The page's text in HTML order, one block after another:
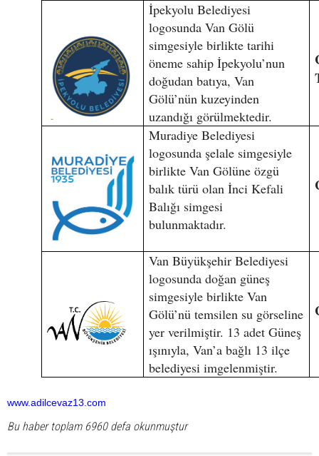
İpekyolu Belediyesi
logosunda Van Gölü
simgesiyle birlikte tarihi
öneme sahip İpekyolu’nun
doğudan batıya, Van
Gölü’nün kuzeyinden
uzandığı görülmektedir.
Muradiye Belediyesi
logosunda şelale simgesiyle
birlikte Van Gölüne özgü
balık türü olan İnci Kefali
Balığı simgesi
bulunmaktadır.
Van Büyükşehir Belediyesi
logosunda doğan güneş
simgesiyle birlikte Van
Gölü’nü temsilen su görseline
yer verilmiştir. 13 adet Güneş
ışınıyla, Van’a bağlı 13 ilçe
belediyesi imgelenmiştir.
www.adilcevaz13.com
Bu haber toplam 6960 defa okunmuştur